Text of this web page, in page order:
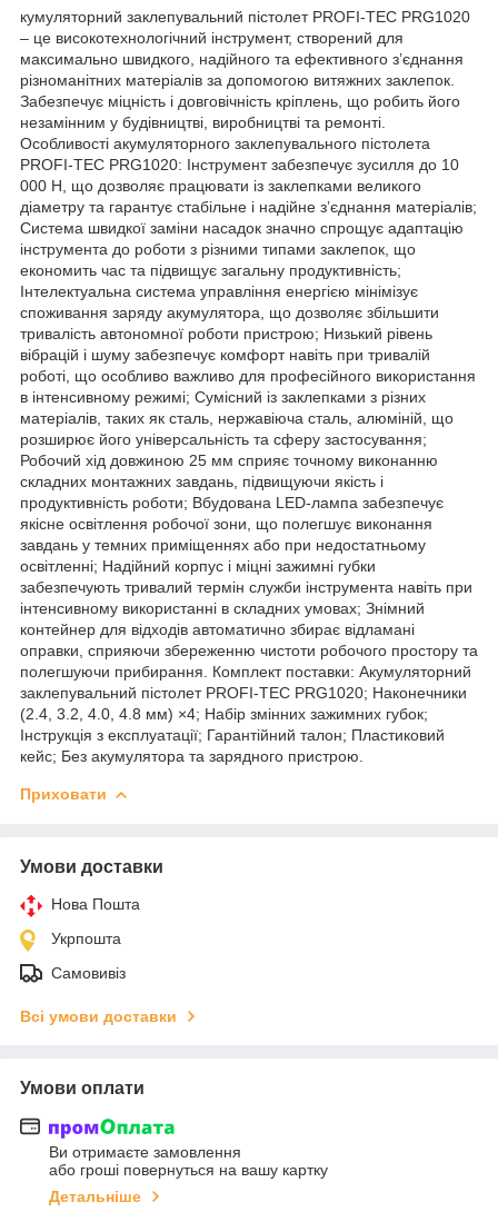
кумуляторний заклепувальний пістолет PROFI-TEC PRG1020
– це високотехнологічний інструмент, створений для
максимально швидкого, надійного та ефективного з’єднання
різноманітних матеріалів за допомогою витяжних заклепок.
Забезпечує міцність і довговічність кріплень, що робить його
незамінним у будівництві, виробництві та ремонті.
Особливості акумуляторного заклепувального пістолета
PROFI-TEC PRG1020: Інструмент забезпечує зусилля до 10
000 Н, що дозволяє працювати із заклепками великого
діаметру та гарантує стабільне і надійне з’єднання матеріалів;
Система швидкої заміни насадок значно спрощує адаптацію
інструмента до роботи з різними типами заклепок, що
економить час та підвищує загальну продуктивність;
Інтелектуальна система управління енергією мінімізує
споживання заряду акумулятора, що дозволяє збільшити
тривалість автономної роботи пристрою; Низький рівень
вібрацій і шуму забезпечує комфорт навіть при тривалій
роботі, що особливо важливо для професійного використання
в інтенсивному режимі; Сумісний із заклепками з різних
матеріалів, таких як сталь, нержавіюча сталь, алюміній, що
розширює його універсальність та сферу застосування;
Робочий хід довжиною 25 мм сприяє точному виконанню
складних монтажних завдань, підвищуючи якість і
продуктивність роботи; Вбудована LED-лампа забезпечує
якісне освітлення робочої зони, що полегшує виконання
завдань у темних приміщеннях або при недостатньому
освітленні; Надійний корпус і міцні зажимні губки
забезпечують тривалий термін служби інструмента навіть при
інтенсивному використанні в складних умовах; Знімний
контейнер для відходів автоматично збирає відламані
оправки, сприяючи збереженню чистоти робочого простору та
полегшуючи прибирання. Комплект поставки: Акумуляторний
заклепувальний пістолет PROFI-TEC PRG1020; Наконечники
(2.4, 3.2, 4.0, 4.8 мм) ×4; Набір змінних зажимних губок;
Інструкція з експлуатації; Гарантійний талон; Пластиковий
кейс; Без акумулятора та зарядного пристрою.
Приховати
Умови доставки
Нова Пошта
Укрпошта
Самовивіз
Всі умови доставки
Умови оплати
Ви отримаєте замовлення
або гроші повернуться на вашу картку
Детальніше